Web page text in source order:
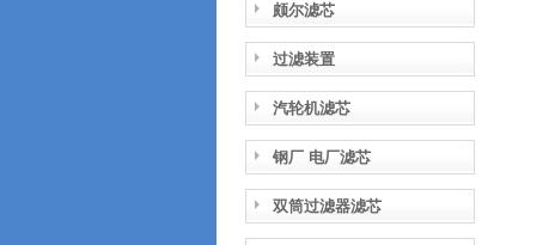
颇尔滤芯
过滤装置
汽轮机滤芯
钢厂 电厂滤芯
双筒过滤器滤芯